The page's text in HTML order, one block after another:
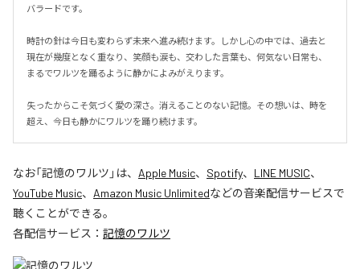
バラードです。
時計の針は今日も変わらず未来へ進み続けます。しかし心の中では、過去と
現在が幾度となく重なり、笑顔も涙も、交わした言葉も、何気ない日常も、
まるでワルツを踊るように静かによみがえります。
失ったからこそ気づく愛の深さ。消えることのない記憶。その想いは、時を
超え、今日も静かにワルツを踊り続けます。
なお「記憶のワルツ 」は、 Apple Music、 Spotify、 LINE MUSIC、
YouTube Music、 Amazon Music Unlimitedなどの音楽配信サービスで
聴くことができる。
各配信サービス： 記憶のワルツ